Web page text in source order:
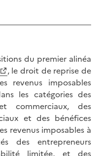
du premier alinéa
, le droit de reprise de
revenus imposables
les catégories des
commerciaux, des
et des bénéfices
revenus imposables à
des entrepreneurs
limitée, et des